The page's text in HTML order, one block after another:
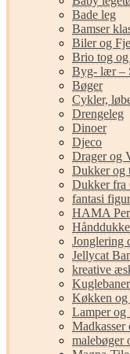
Bade leg
Bamser
Biler og
Brio tog
Byg- lær –
Bøger
Cykler,
Drengeleg
Dinoer
Djeco
Drager og
Dukker og
Dukker fra
fantasi
HAMA
Jonglering
Jellycat
kreative
Kuglebaner
Køkken og
Lamper og
malebøger